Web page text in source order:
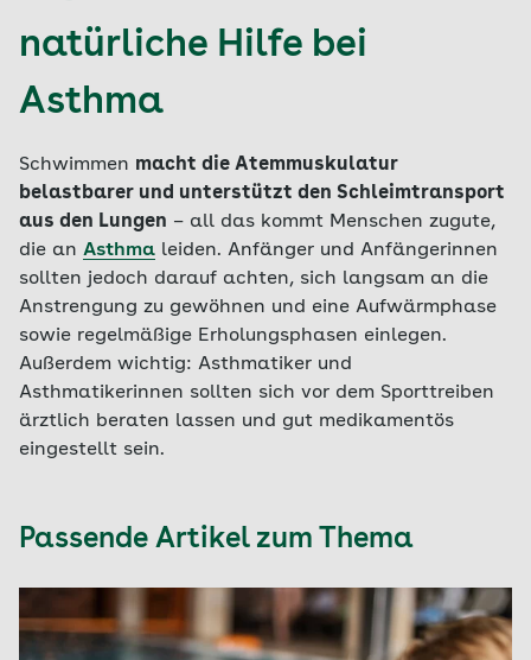
natürliche Hilfe bei
Asthma
Schwimmen macht die Atemmuskulatur
belastbarer und unterstützt den Schleimtransport
aus den Lungen – all das kommt Menschen zugute,
die an Asthma leiden. Anfänger und Anfängerinnen
sollten jedoch darauf achten, sich langsam an die
Anstrengung zu gewöhnen und eine Aufwärmphase
sowie regelmäßige Erholungsphasen einlegen.
Außerdem wichtig: Asthmatiker und
Asthmatikerinnen sollten sich vor dem Sporttreiben
ärztlich beraten lassen und gut medikamentös
eingestellt sein.
Passende Artikel zum Thema